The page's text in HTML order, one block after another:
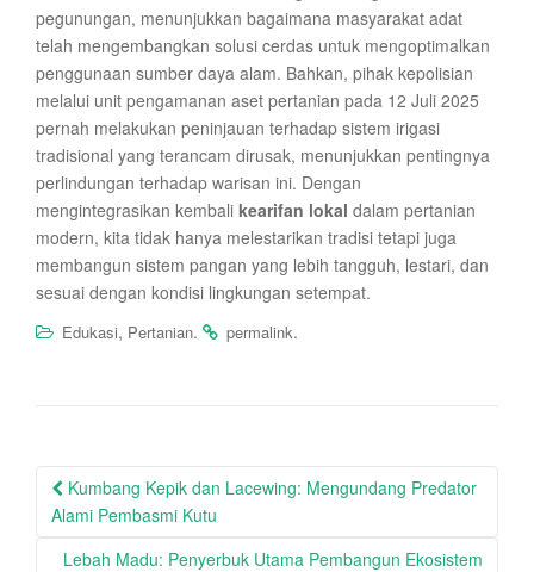
pegunungan, menunjukkan bagaimana masyarakat adat
telah mengembangkan solusi cerdas untuk mengoptimalkan
penggunaan sumber daya alam. Bahkan, pihak kepolisian
melalui unit pengamanan aset pertanian pada 12 Juli 2025
pernah melakukan peninjauan terhadap sistem irigasi
tradisional yang terancam dirusak, menunjukkan pentingnya
perlindungan terhadap warisan ini. Dengan
mengintegrasikan kembali kearifan lokal dalam pertanian
modern, kita tidak hanya melestarikan tradisi tetapi juga
membangun sistem pangan yang lebih tangguh, lestari, dan
sesuai dengan kondisi lingkungan setempat.
Edukasi, Pertanian. permalink.
Post
navigation
Kumbang Kepik dan Lacewing: Mengundang Predator
Alami Pembasmi Kutu
Lebah Madu: Penyerbuk Utama Pembangun Ekosistem